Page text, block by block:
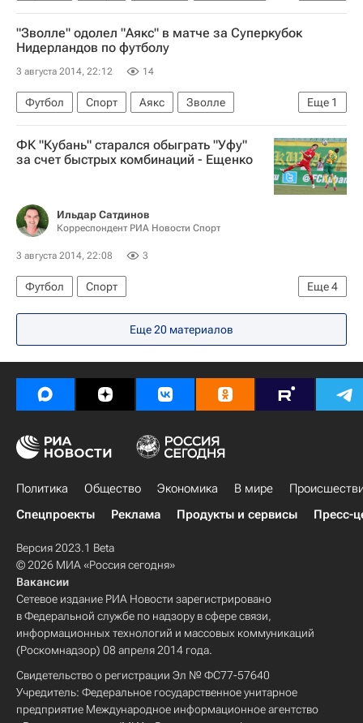
Ньюкасл Юнайтед
Реми Кабелла
Эмманюэль Ривьер
"Зволле" одолел "Аякс" в матче за Суперкубок
Нидерландов по футболу
3 августа 2014, 22:12 14
Еще 1
Футбол Спорт Аякс
Зволле
Стефан Нейланд
ФК "Кубань" старался обыграть "Уфу"
за счет быстрых комбинаций - Ещенко
Ильдар Сатдинов
Корреспондент РИА Новости Спорт
3 августа 2014, 22:08 3
Еще4
Футбол
Спорт
РПЛ 2026-2027 (Чемпионат России по футболу)
Андрей Ещенко
Еще 20 материалов
Политика Общество Экономика В мире
Спецпроекты
Реклама Продукты и сервисы Пресс-
Версия 2023.1 Beta
© 2026 МИА «Россия сегодня»
Вакансии
Сетевое издание РИА Новости зарегистрировано
в Федеральной службе по надзору в сфере связи,
информационных технологий и массовых коммуникаций
(Роскомнадзор) 08 апреля 2014 года.
Свидетельство о регистрации Эл № ФС77-57640
Учредитель: Федеральное государственное унитарное
предприятие Международное информационное агентство